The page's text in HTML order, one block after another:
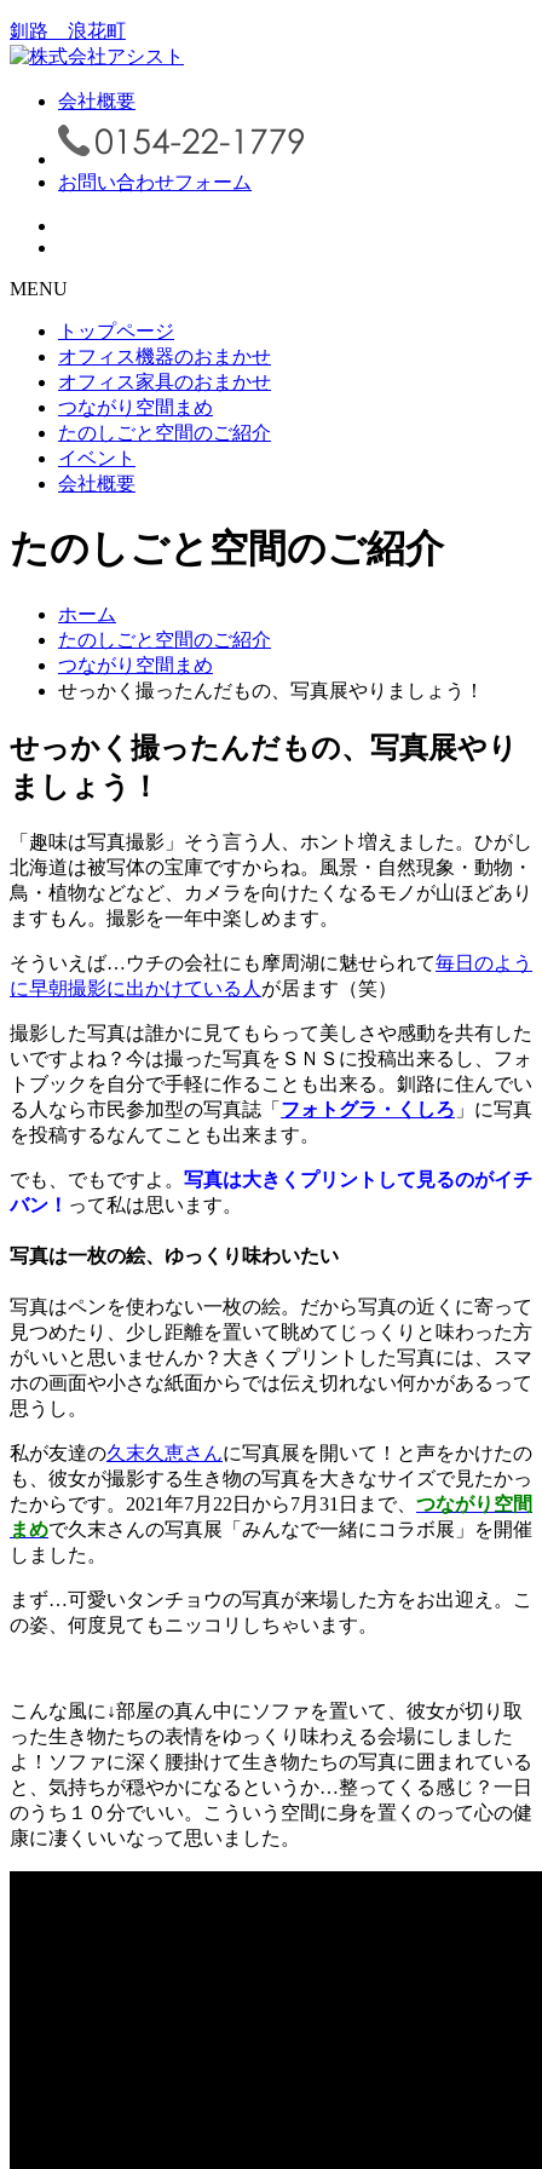
釧路 浪花町
会社概要
お問い合わせフォーム
MENU
トップページ
オフィス機器のおまかせ
オフィス家具のおまかせ
つながり空間まめ
たのしごと空間のご紹介
イベント
会社概要
たのしごと空間のご紹介
ホーム
たのしごと空間のご紹介
つながり空間まめ
せっかく撮ったんだもの、写真展やりましょう！
せっかく撮ったんだもの、写真展やり
ましょう！
「趣味は写真撮影」そう言う人、ホント増えました。ひがし
北海道は被写体の宝庫ですからね。風景・自然現象・動物・
鳥・植物などなど、カメラを向けたくなるモノが山ほどあり
ますもん。撮影を一年中楽しめます。
そういえば…ウチの会社にも摩周湖に魅せられて毎日のよう
に早朝撮影に出かけている人 が居ます（笑）
撮影した写真は誰かに見てもらって美しさや感動を共有した
いですよね？今は撮った写真をＳＮＳに投稿出来るし、フォ
トブックを自分で手軽に作ることも出来る。釧路に住んでい
る人なら市民参加型の写真誌「 フォトグラ・くしろ 」に写真
を投稿するなんてことも出来ます。
でも、でもですよ。 写真は大きくプリントして見るのがイチ
バン！ って私は思います。
写真は一枚の絵、ゆっくり味わいたい
写真はペンを使わない一枚の絵。だから写真の近くに寄って
見つめたり、少し距離を置いて眺めてじっくりと味わった方
がいいと思いませんか？大きくプリントした写真には、スマ
ホの画面や小さな紙面からでは伝え切れない何かがあるって
思うし。
私が友達の久末久恵さんに写真展を開いて！と声をかけたの
も、彼女が撮影する生き物の写真を大きなサイズで見たかっ
たからです。2021年7月22日から7月31日まで、 つながり空間
まめで久末さんの写真展「みんなで一緒にコラボ展」を開催
しました。
まず…可愛いタンチョウの写真が来場した方をお出迎え。こ
の姿、何度見てもニッコリしちゃいます。
こんな風に↓部屋の真ん中にソファを置いて、彼女が切り取
った生き物たちの表情をゆっくり味わえる会場にしました
よ！ソファに深く腰掛けて生き物たちの写真に囲まれている
と、気持ちが穏やかになるというか…整ってくる感じ？一日
のうち１０分でいい。こういう空間に身を置くのって心の健
康に凄くいいなって思いました。